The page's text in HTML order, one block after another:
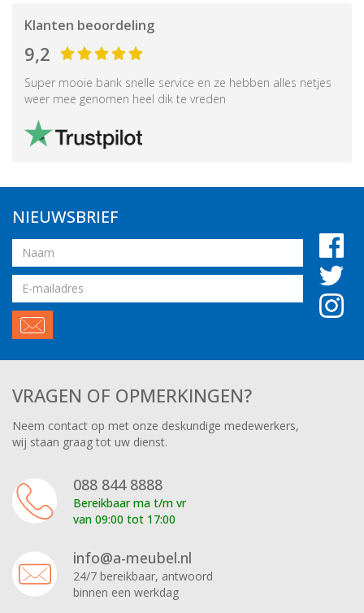
Klanten beoordeling
9,2
Super mooie bank snelle service en ze hebben alles netjes
weer mee genomen heel dik te vreden
NIEUWSBRIEF
Naam
Email
VRAGEN OF OPMERKINGEN?
Neem contact op met onze deskundige medewerkers,
wij staan graag tot uw dienst.
088 844 8888
Bereikbaar ma t/m vr
van 09:00 tot 17:00
info@a-meubel.nl
24/7 bereikbaar, antwoord
binnen een werkdag